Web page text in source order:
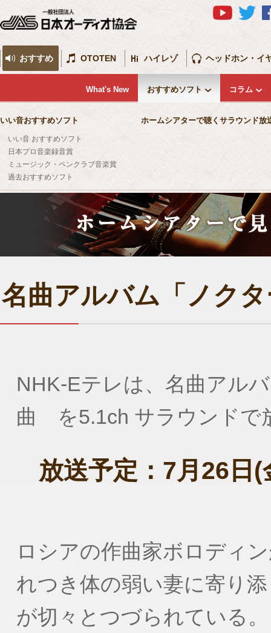
おすすめ
What's New おすすめソフト
いい音おすすめソフト
いい音 おすすめソフト
日本プロ音楽録音賞
ミュージック・ペンクラブ音楽賞
過去おすすめソフト
ホームシアターで聴くサラウンド放
コラム
OTOTEN ハイレゾ ヘッドホン・イ
名曲アルバム「ノク
NHK-Eテレは、名曲アル
曲 を5.1ch サラウンドで
放送予定：7月26
ロシアの作曲家ボロディ
れつき体の弱い妻に寄り
が切々とつづられている。